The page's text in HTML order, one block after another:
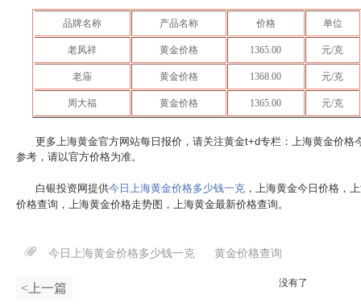
品牌名称 产品名称 价格 单位
老凤祥 黄金价格 1365.00 元/克
老庙 黄金价格 1368.00 元/克
周大福 黄金价格 1365.00 元/克
更多上海黄金官方网站每日报价，请关注黄金t+d专栏：上海黄金价格
参考，请以官方价格为准。
白银投资网提供今日上海黄金价格多少钱一克 ，上海黄金今日价格，
价格查询，上海黄金价格走势图，上海黄金最新价格查询。
今日上海黄金价格多少钱一克 黄金价格查询
<上一篇 没有了